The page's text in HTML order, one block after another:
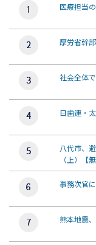
医療担当
厚労省幹
社会全体
日歯連・
八代市、
（上）【無
事務次官
熊本地震